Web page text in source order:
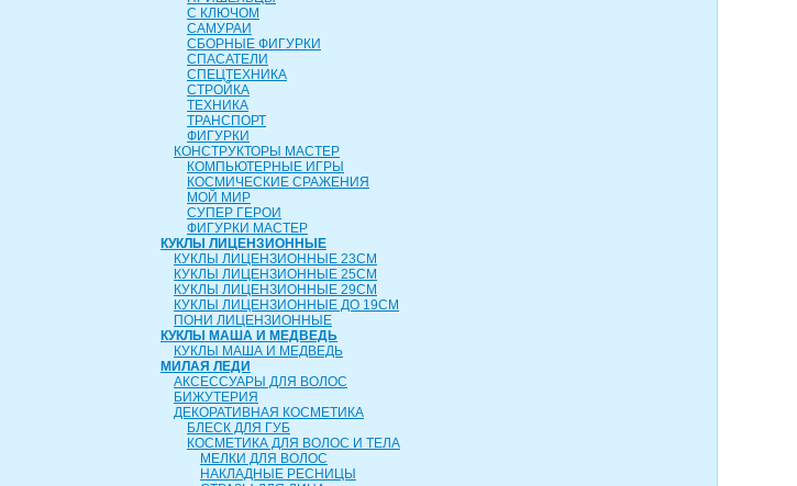
С КЛЮЧОМ
САМУРАИ
СБОРНЫЕ ФИГУРКИ
СПАСАТЕЛИ
СПЕЦТЕХНИКА
СТРОЙКА
ТЕХНИКА
ТРАНСПОРТ
ФИГУРКИ
КОНСТРУКТОРЫ МАСТЕР
КОМПЬЮТЕРНЫЕ ИГРЫ
КОСМИЧЕСКИЕ СРАЖЕНИЯ
МОЙ МИР
СУПЕР ГЕРОИ
ФИГУРКИ МАСТЕР
КУКЛЫ ЛИЦЕНЗИОННЫЕ
КУКЛЫ ЛИЦЕНЗИОННЫЕ 23СМ
КУКЛЫ ЛИЦЕНЗИОННЫЕ 25СМ
КУКЛЫ ЛИЦЕНЗИОННЫЕ 29СМ
КУКЛЫ ЛИЦЕНЗИОННЫЕ ДО 19СМ
ПОНИ ЛИЦЕНЗИОННЫЕ
КУКЛЫ МАША И МЕДВЕДЬ
КУКЛЫ МАША И МЕДВЕДЬ
МИЛАЯ ЛЕДИ
АКСЕССУАРЫ ДЛЯ ВОЛОС
БИЖУТЕРИЯ
ДЕКОРАТИВНАЯ КОСМЕТИКА
БЛЕСК ДЛЯ ГУБ
КОСМЕТИКА ДЛЯ ВОЛОС И ТЕЛА
МЕЛКИ ДЛЯ ВОЛОС
НАКЛАДНЫЕ РЕСНИЦЫ